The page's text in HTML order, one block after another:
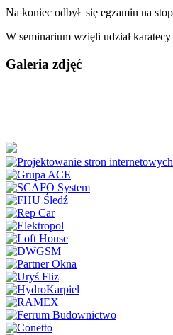
Na koniec odbył się egzamin na
W seminarium wzięli udział
Galeria zdjęć